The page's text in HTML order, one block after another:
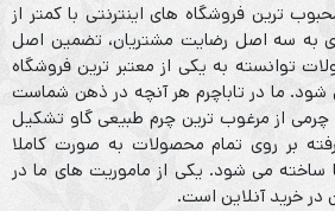
ترین فروشگاه های اینترنتی با کمتر از
به سه اصل رضایت مشتریان، تضمین اصل
توانسته به یکی از معتبر ترین فروشگاه
شود. ما در تاباچرم هر آنچه در ذهن شماست
از مرغوب ترین چرم طبیعی گاو تشکیل
بر روی تمام محصولات به صورت کاملا
می شود. یکی از ماموریت های ما در
در خرید آنلاین است.